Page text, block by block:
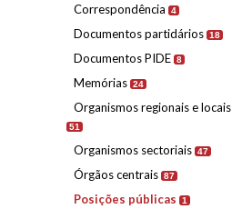
Correspondência 4
Documentos partidários 18
Documentos PIDE 8
Memórias 24
Organismos regionais e locais
51
Organismos sectoriais 47
Órgãos centrais 87
Posições públicas 1